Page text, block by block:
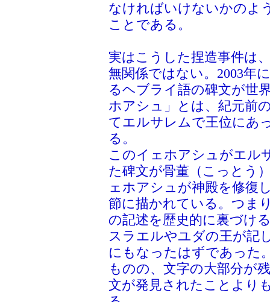
なければいけないかのよ
ことである。
実はこうした捏造事件は
無関係ではない。2003年
るヘブライ語の碑文が世
ホアシュ」とは、紀元前
てエルサレムで王位にあ
る。
このイェホアシュがエル
た碑文が骨董（こっとう
ェホアシュが神殿を修復
節に描かれている。つま
の記述を歴史的に裏づけ
スラエルやユダの王が記
にもなったはずであった
ものの、文字の大部分が
文が発見されたことより